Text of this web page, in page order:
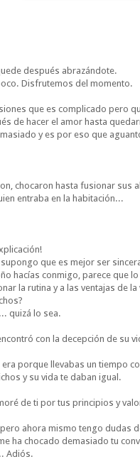
después abrazándote.
Disfrutemos del momento.
que es complicado pero
de hacer el amor hasta
y es por eso que
chocaron hasta fusionar sus
entraba en la habitación...
que es mejor ser
hacías conmigo, parece que
la rutina y a las ventajas de
quizá lo sea.
con la decepción de su
porque llevabas un tiempo
y su vida te daban igual.
de ti por tus principios y
ahora mismo tengo dudas
ha chocado demasiado tu
Adiós.